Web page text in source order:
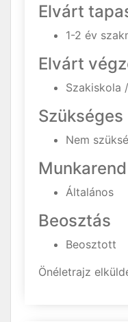
Elvárt
1-2 év
Elvárt
Szakiskola
Nem
Munkarend
Általános
Beosztás
Beosztott
Önéletrajz